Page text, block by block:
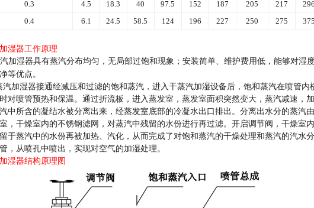
0.3
4.5 18.3 40 97.5 152 187 205 217 296
0.4
6.1 24.5 58.5 124 196 227 250 275 375
湿器工作原理
加湿器具有蒸汽分布均匀，无局部过饱和现象；安装简单、维护费用低，能够对湿
等优点。
加湿器接通经减压和过滤的饱和蒸汽，进入干蒸汽加湿设备后，饱和蒸汽在喷管内
对喷管预热和保温。通过折流板，进入蒸发室，蒸发室面积突然变大，蒸汽减速，
中所含的凝结水被分离出来，经蒸发室底部的冷凝水出口排出。分离出水分的蒸汽
，干燥室内的不锈钢滤网，对蒸汽中残留的水份进行再过滤。开启调节阀，干燥室
于蒸汽中的水份再被加热、汽化，从而完成了对饱和蒸汽的干燥处理和蒸汽的汽水
，从喷孔中喷出，实现对空气的加湿处理。
湿器结构原理图